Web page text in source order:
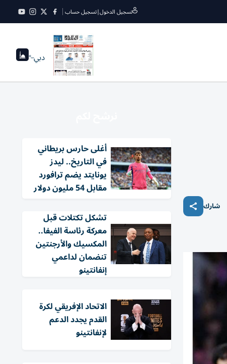
تسجيل الدخول|تسجيل حساب
دبي--°
شارك
أغلى حارس بريطاني
في التاريخ.. ليدز
يونايتد يضم ترافورد
مقابل 54 مليون دولار
تشكل تكتلات قبل
معركة رئاسة الفيفا..
المكسيك والأرجنتين
تنضمان لداعمي
إنفانتينو
الاتحاد الإفريقي لكرة
القدم يجدد الدعم
لإنفانتينو